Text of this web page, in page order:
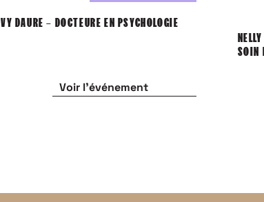
IVY DAURE – DOCTEURE EN PSYCHOLOGIE
Voir l'événement
SOIN